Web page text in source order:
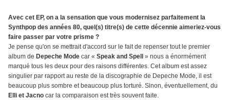
Avec cet EP, on a la sensation que vous modernisez parfaitement la
Synthpop des années 80, quel(s) titre(s) de cette décennie aimeriez-vous
faire passer par votre prisme ?
Je pense qu'on se mettrait d'accord sur le fait de repenser tout le premier
album de Depeche Mode car « Speak and Spell » nous a énormément
marqué tous les deux pour des raisons différentes. Cet album est assez
singulier par rapport au reste de la discographie de Depeche Mode, il est
beaucoup plus sombre et beaucoup plus torturé. Sinon, éventuellement, du
Elli et Jacno car la comparaison est très souvent faite.